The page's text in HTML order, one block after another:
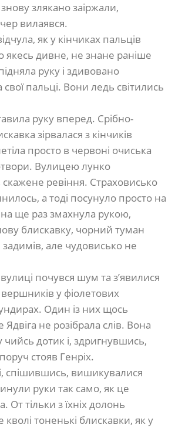
злякано заіржали,
вилаявся.
як у кінчиках пальців
якесь дивне, не знане раніше
руку і здивовано
пальці. Вони ледь світились
руку вперед. Срібно-
зірвалася з кінчиків
просто в червоні очиська
Вулицею лунко
ревіння. Страховисько
а тоді посунуло просто на
ще раз змахнула рукою,
блискавку, чорний туман
задимів, але чудовисько не
вулиці почувся шум та з’явилися
вершників у фіолетових
Один із них щось
Ядвіга не розібрала слів. Вона
чийсь дотик і, здригнувшись,
стояв Генріх.
спішившись, вишикувалися
руки так само, як це
От тільки з їхніх долонь
тоненькі блискавки, як у